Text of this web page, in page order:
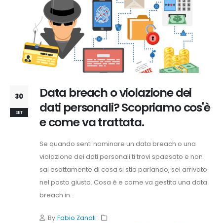
i
dati
personali
…
o
no?
30
SET
Data breach o violazione dei
dati personali? Scopriamo cos'è
e come va trattata.
Se quando senti nominare un data breach o una
violazione dei dati personali ti trovi spaesato e non
sai esattamente di cosa si stia parlando, sei arrivato
nel posto giusto. Cosa è e come va gestita una data
breach in...
By Fabio Zanoli